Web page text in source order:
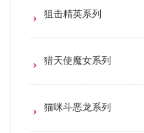
狙击精英系列
猎天使魔女系列
猫咪斗恶龙系列